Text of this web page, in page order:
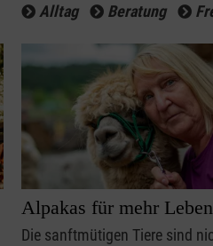
Alltag Beratung
Alpakas für mehr
Die sanftmütigen Tiere sind